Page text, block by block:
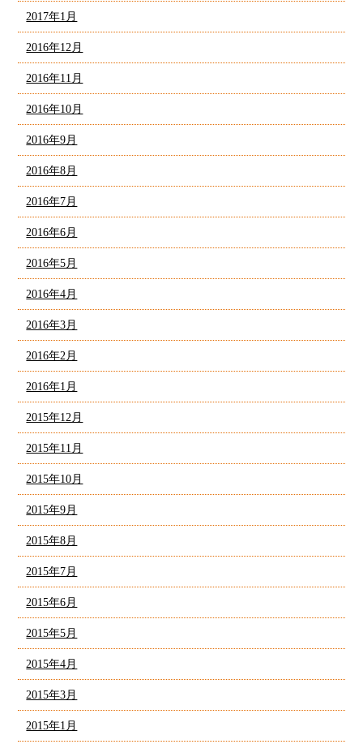
2017年1月
2016年12月
2016年11月
2016年10月
2016年9月
2016年8月
2016年7月
2016年6月
2016年5月
2016年4月
2016年3月
2016年2月
2016年1月
2015年12月
2015年11月
2015年10月
2015年9月
2015年8月
2015年7月
2015年6月
2015年5月
2015年4月
2015年3月
2015年1月